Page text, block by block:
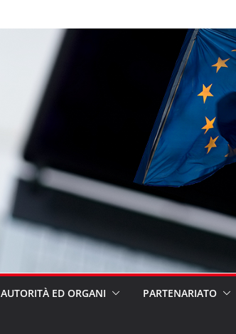
AUTORITÀ ED ORGANI PARTENARIATO